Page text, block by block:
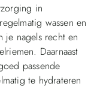
in
wassen en
je nagels recht en
Daarnaast
passende
te hydrateren